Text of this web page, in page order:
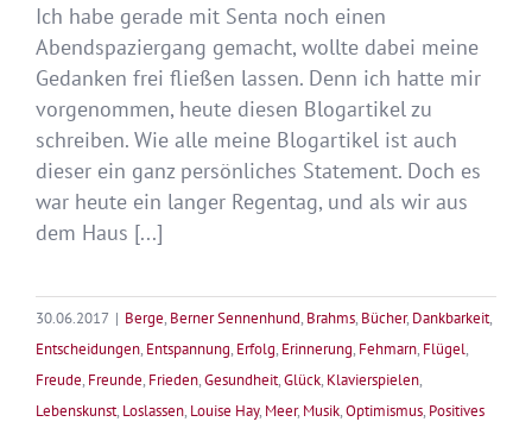
Ich habe gerade mit Senta noch einen
Abendspaziergang gemacht, wollte dabei meine
Gedanken frei fließen lassen. Denn ich hatte mir
vorgenommen, heute diesen Blogartikel zu
schreiben. Wie alle meine Blogartikel ist auch
dieser ein ganz persönliches Statement. Doch es
war heute ein langer Regentag, und als wir aus
dem Haus [...]
30.06.2017 | Berge, Berner Sennenhund, Brahms, Bücher, Dankbarkeit,
Entscheidungen, Entspannung, Erfolg, Erinnerung, Fehmarn, Flügel,
Freude, Freunde, Frieden,Gesundheit,Glück, Klavierspielen,
Lebenskunst, Loslassen, Louise Hay, Meer, Musik,Optimismus, Positives